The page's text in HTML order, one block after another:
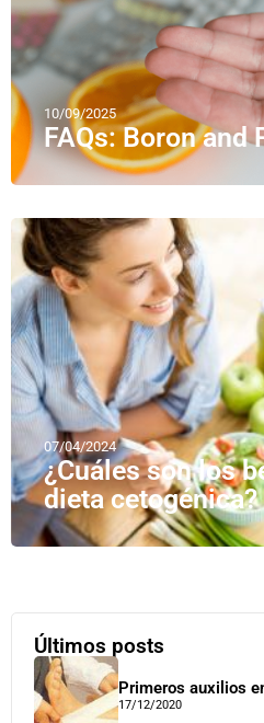
10/09/2025
FAQs: Boron and
07/04/2024
¿Cuáles son los
dieta cetogénica?
Últimos posts
Primeros auxilios
17/12/2020